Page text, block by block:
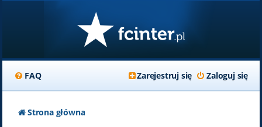
FAQ Zaloguj się
Zarejestruj się
Strona główna